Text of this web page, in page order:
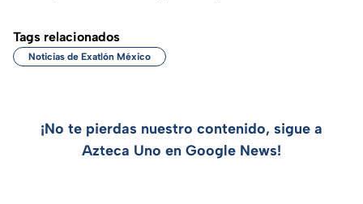
Tags relacionados
Noticias de Exatlón México
¡No te pierdas nuestro contenido, sigue a
Azteca Uno en Google News!